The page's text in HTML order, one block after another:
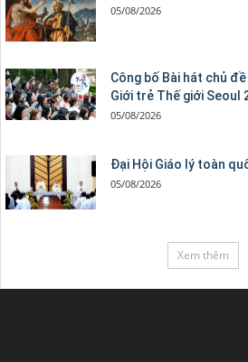
05/08/2026
Công bố Bài hát chủ
Giới trẻ Thế giới Seoul
05/08/2026
Đại Hội Giáo lý toàn
05/08/2026
Xem thêm